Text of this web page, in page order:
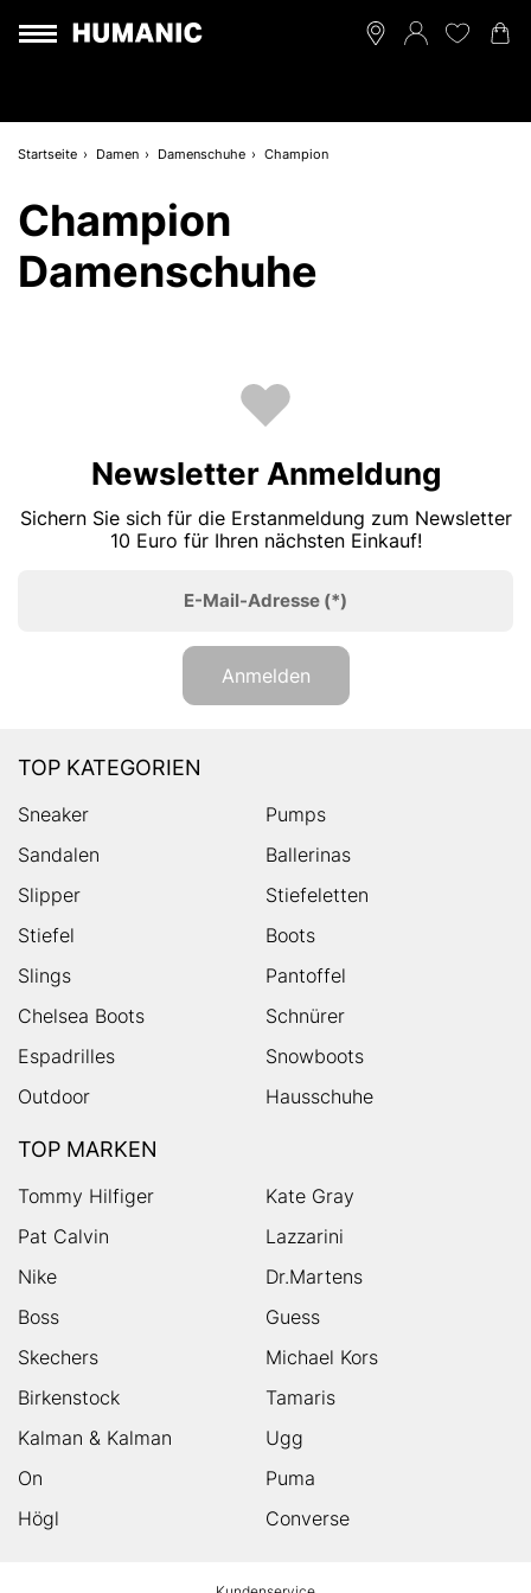
Startseite Damen Damenschuhe Champion
Champion
Damenschuhe
Newsletter Anmeldung
Sichern Sie sich für die Erstanmeldung zum Newsletter
10 Euro für Ihren nächsten Einkauf!
E-Mail-Adresse (*)
Anmelden
TOP KATEGORIEN
Sneaker
Pumps
Sandalen
Ballerinas
Slipper
Stiefeletten
Stiefel
Boots
Slings
Pantoffel
Chelsea Boots
Schnürer
Espadrilles
Snowboots
Outdoor
Hausschuhe
TOP MARKEN
Tommy Hilfiger
Kate Gray
Pat Calvin
Lazzarini
Nike
Dr.Martens
Boss
Guess
Skechers
Michael Kors
Birkenstock
Tamaris
Kalman & Kalman
Ugg
On
Puma
Högl
Converse